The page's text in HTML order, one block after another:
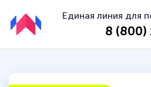
Единая линия для
8 (800)